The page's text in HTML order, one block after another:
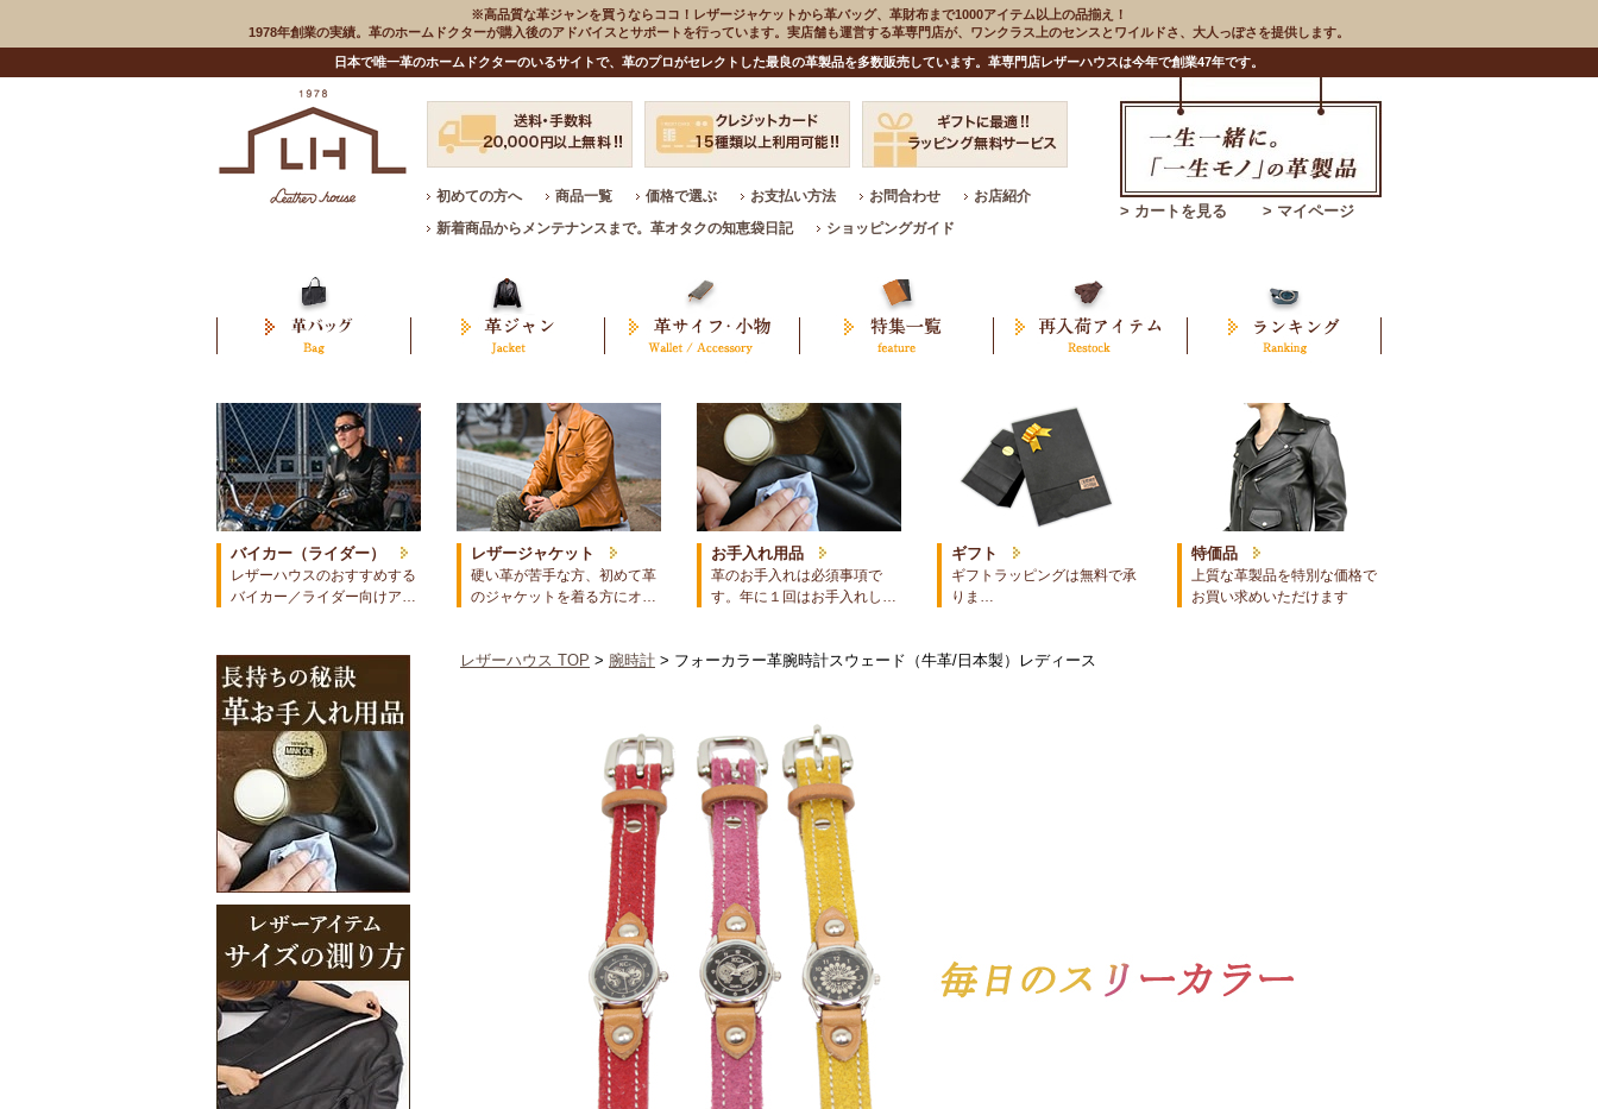
※高品質な革ジャンを買うならココ！レザージャケットから革バッグ、革財布まで1000アイテム以上の品揃え！
1978年創業の実績。革のホームドクターが購入後のアドバイスとサポートを行っています。実店舗も運営する革専門店が、ワンクラス上のセンスとワイルドさ、大人っぽさを提供します。
日本で唯一革のホームドクターのいるサイトで、革のプロがセレクトした最良の革製品を多数販売しています。革専門店レザーハウスは今年で創業47年です。
初めての方へ 商品一覧 価格で選ぶ お支払い方法 お問合わせ
お店紹介
新着商品からメンテナンスまで。革オタクの知恵袋日記
ショッピングガイド
> カートを見る > マイページ
バイカー（ライダー）
レザーハウスのおすすめする
バイカー／ライダー向けア…
レザージャケット
硬い革が苦手な方、初めて革
のジャケットを着る方にオ…
お手入れ用品
革のお手入れは必須事項で
す。年に１回はお手入れし…
ギフト
ギフトラッピングは無料で承
りま…
特価品
上質な革製品を特別な価格で
お買い求めいただけます
レザーハウス TOP > 腕時計 > フォーカラー革腕時計スウェード（牛革/日本製）レディース